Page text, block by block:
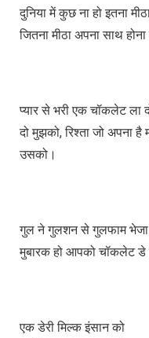
दुनिया में कुछ ना हो इतना
जितना मीठा अपना साथ होना
प्यार से भरी एक चॉकलेट ला
दो मुझको, रिश्ता जो अपना
उसको।
गुल ने गुलशन से गुलफाम भेजा
मुबारक हो आपको चॉकलेट डे
एक डेरी मिल्क इंसान को